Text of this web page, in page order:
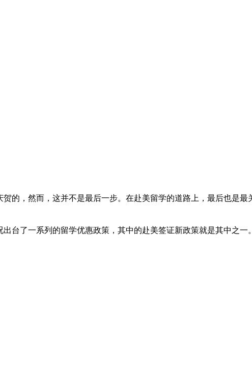
的，然而，这并不是最后一步。在赴美留学的道路上，最后也是最
了一系列的留学优惠政策，其中的赴美签证新政策就是其中之一。